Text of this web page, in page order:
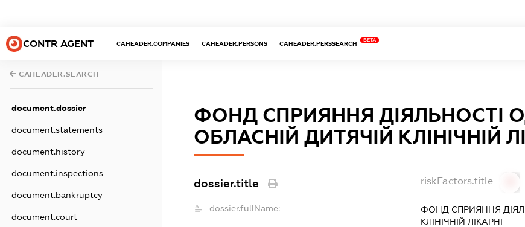
CONTR AGENT CAHEADER.COMPANIES CAHEADER.PERSONS CAHEADER.PERSSEARCH
BETA
CAHEADER.SEARCH
document.dossier
document.statements
document.history
document.inspections
document.bankruptcy
document.court
ФОНД СПРИЯННЯ ДІЯЛЬНОСТІ
ОБЛАСНІЙ ДИТЯЧІЙ КЛІНІЧНІЙ
dossier.title riskFactors.title
dossier.fullName:
ФОНД СПРИЯННЯ
КЛІНІЧНІЙ ЛІКАРНІ